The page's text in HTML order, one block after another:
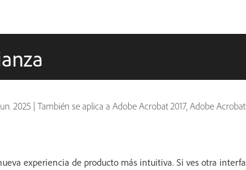
2025 | También se aplica a Adobe Acrobat 2017, Adobe
experiencia de producto más intuitiva. Si ves otra